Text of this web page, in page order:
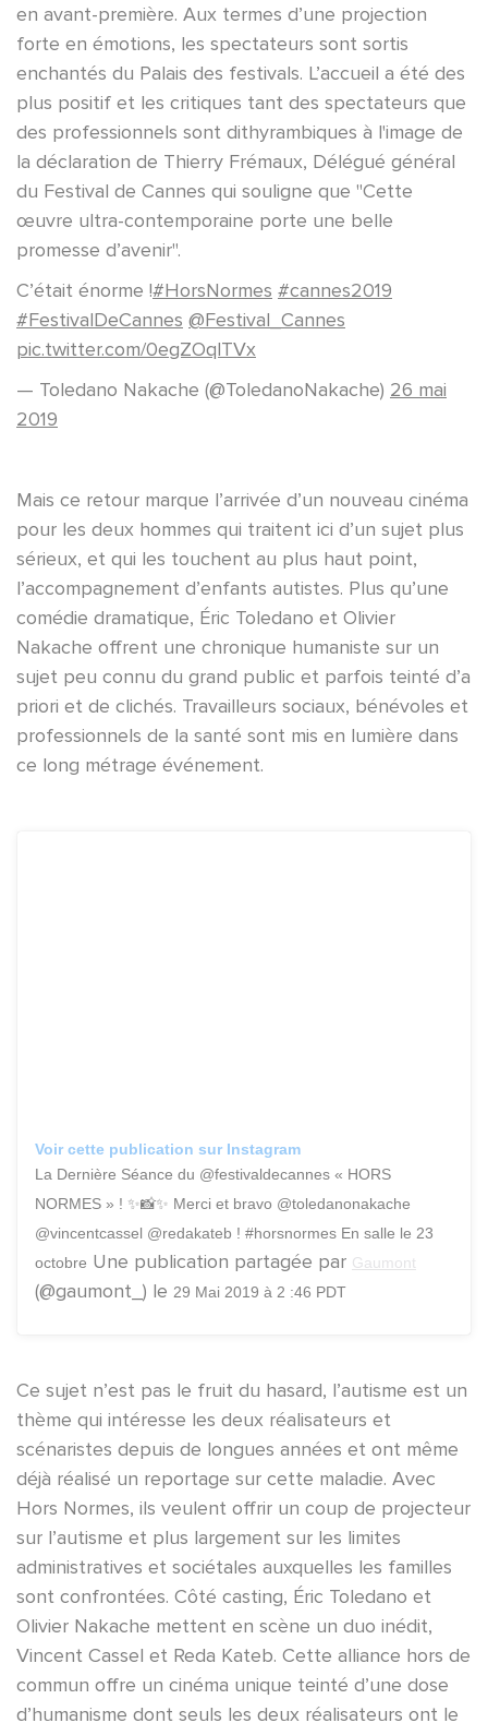
en avant-première. Aux termes d’une projection
forte en émotions, les spectateurs sont sortis
enchantés du Palais des festivals. L’accueil a été des
plus positif et les critiques tant des spectateurs que
des professionnels sont dithyrambiques à l'image de
la déclaration de Thierry Frémaux, Délégué général
du Festival de Cannes qui souligne que "Cette
œuvre ultra-contemporaine porte une belle
promesse d’avenir".
C’était énorme !#HorsNormes #cannes2019
#FestivalDeCannes @Festival_Cannes
pic.twitter.com/0egZOqlTVx
— Toledano Nakache (@ToledanoNakache) 26 mai
2019
Mais ce retour marque l’arrivée d’un nouveau cinéma
pour les deux hommes qui traitent ici d’un sujet plus
sérieux, et qui les touchent au plus haut point,
l’accompagnement d’enfants autistes. Plus qu’une
comédie dramatique, Éric Toledano et Olivier
Nakache offrent une chronique humaniste sur un
sujet peu connu du grand public et parfois teinté d’a
priori et de clichés. Travailleurs sociaux, bénévoles et
professionnels de la santé sont mis en lumière dans
ce long métrage événement.
Voir cette publication sur Instagram
La Dernière Séance du @festivaldecannes « HORS
NORMES » ! ✨📸✨ Merci et bravo @toledanonakache
@vincentcassel @redakateb ! #horsnormes En salle le 23
octobre Une publication partagée par Gaumont
(@gaumont_) le 29 Mai 2019 à 2 :46 PDT
Ce sujet n’est pas le fruit du hasard, l’autisme est un
thème qui intéresse les deux réalisateurs et
scénaristes depuis de longues années et ont même
déjà réalisé un reportage sur cette maladie. Avec
Hors Normes, ils veulent offrir un coup de projecteur
sur l’autisme et plus largement sur les limites
administratives et sociétales auxquelles les familles
sont confrontées. Côté casting, Éric Toledano et
Olivier Nakache mettent en scène un duo inédit,
Vincent Cassel et Reda Kateb. Cette alliance hors de
commun offre un cinéma unique teinté d’une dose
d’humanisme dont seuls les deux réalisateurs ont le